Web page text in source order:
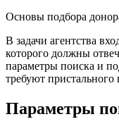
Основы подбора
В задачи агентства
которого должны
параметры поиска и
требуют пристального
Параметры